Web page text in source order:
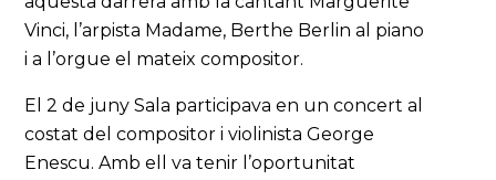
Vinci, l’arpista Madame, Berthe Berlin al piano
i a l’orgue el mateix compositor.
El 2 de juny Sala participava en un concert al
costat del compositor i violinista George
Enescu. Amb ell va tenir l’oportunitat